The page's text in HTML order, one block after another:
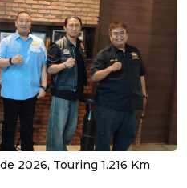
2026, Touring 1.216 Km